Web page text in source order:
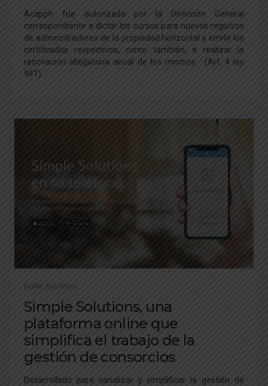
Acapph fue autorizada por la Dirección General
correspondiente a dictar los cursos para nuevos registros
de adminsitradores de la propiedad horizontal y emitir los
certificados respectivos, como también, a realizar la
renovación obligatoria anual de los mismos. (Art. 4 ley
941).
HOME, NOTICIAS
Simple Solutions, una
plataforma online que
simplifica el trabajo de la
gestión de consorcios
Desarrollado para canalizar y simplificar la gestión de